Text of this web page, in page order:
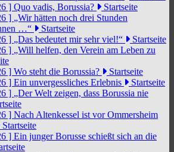
] Quo vadis, Borussia?
Startseite
] „Wir hätten noch drei Stunden
…“
Startseite
] „Das bedeutet mir sehr viel!“
Startseite
] „Will helfen, den Verein am Leben zu
] Wo steht die Borussia?
Startseite
] Ein unvergessliches Erlebnis
Startseite
] „Der Welt zeigen, dass Borussia nie
] Nach Altenkessel ist vor Ommersheim
Startseite
] Ein junger Borusse schießt sich an die